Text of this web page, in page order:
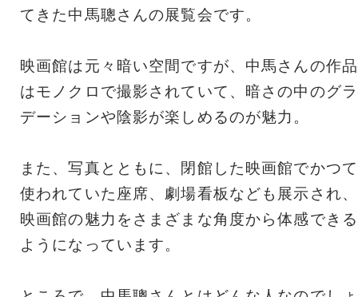
てきた中馬聰さんの展覧会です。
映画館は元々暗い空間ですが、中馬さんの作品
はモノクロで撮影されていて、暗さの中のグラ
デーションや陰影が楽しめるのが魅力。
また、写真とともに、閉館した映画館でかつて
使われていた座席、劇場看板なども展示され、
映画館の魅力をさまざまな角度から体感できる
ようになっています。